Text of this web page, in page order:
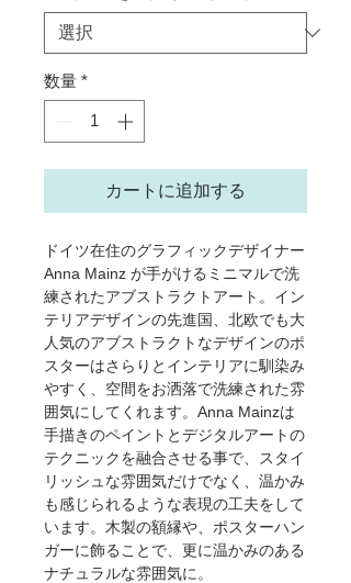
数量 *
カートに追加する
ドイツ在住のグラフィックデザイナー
Anna Mainz が手がけるミニマルで洗
練されたアブストラクトアート。イン
テリアデザインの先進国、北欧でも大
人気のアブストラクトなデザインのポ
スターはさらりとインテリアに馴染み
やすく、空間をお洒落で洗練された雰
囲気にしてくれます。Anna Mainzは
手描きのペイントとデジタルアートの
テクニックを融合させる事で、スタイ
リッシュな雰囲気だけでなく、温かみ
も感じられるような表現の工夫をして
います。木製の額縁や、ポスターハン
ガーに飾ることで、更に温かみのある
ナチュラルな雰囲気に。